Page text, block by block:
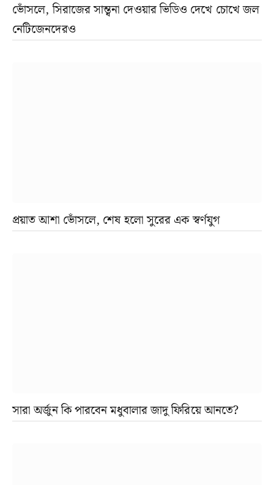
ভোঁসলে, সিরাজের সান্ত্বনা দেওয়ার ভিডিও দেখে চোখে জল
নেটিজেনদেরও
প্রয়াত আশা ভোঁসলে, শেষ হলো সুরের এক স্বর্ণযুগ
সারা অর্জুন কি পারবেন মধুবালার জাদু ফিরিয়ে আনতে?